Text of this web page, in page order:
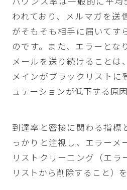
われており、メルマガを送
がそもそも相手に届いてす
のです。また、エラーとな
メールを送り続けることは
メインがブラックリストに
ュテーションが低下する原
到達率と密接に関わる指標
っかりと注視し、エラーメ
リストクリーニング（エラ
リストから削除すること）